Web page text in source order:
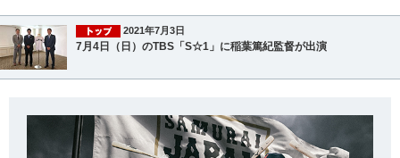
2021年7月3日
7月4日（日）のTBS「S☆1」に稲葉篤紀監督が出演